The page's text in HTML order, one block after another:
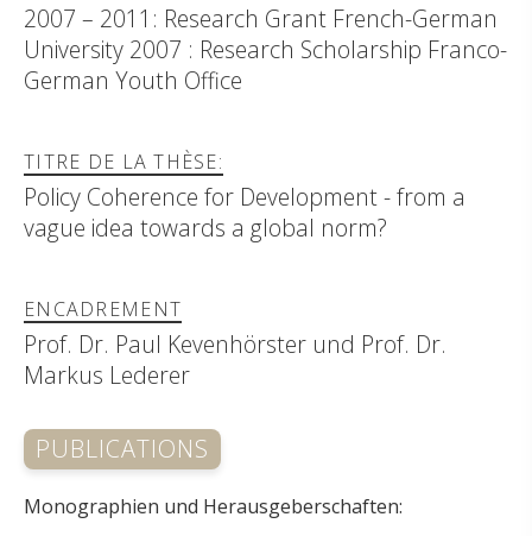
2007 – 2011: Research Grant French-German
University 2007 : Research Scholarship Franco-
German Youth Office
TITRE DE LA THÈSE:
Policy Coherence for Development - from a
vague idea towards a global norm?
ENCADREMENT
Prof. Dr. Paul Kevenhörster und Prof. Dr.
Markus Lederer
PUBLICATIONS
Monographien und Herausgeberschaften: